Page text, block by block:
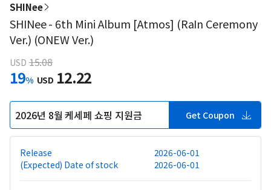
SHINee
SHINee - 6th Mini Album [Atmos] (RaIn Ceremony
Ver.) (ONEW Ver.)
USD 15.08
19% USD 12.22
2026년 8월 케세페 쇼핑 지원금 Get Coupon
Release
2026-06-01
(Expected) Date of stock
2026-06-01